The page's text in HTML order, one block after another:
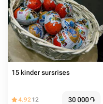
15 kinder sursrises
4.92 12 30 000֏